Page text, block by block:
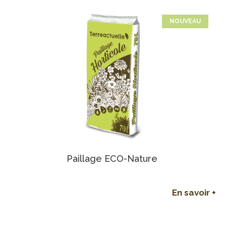
NOUVEAU
Paillage ECO-Nature
En savoir +